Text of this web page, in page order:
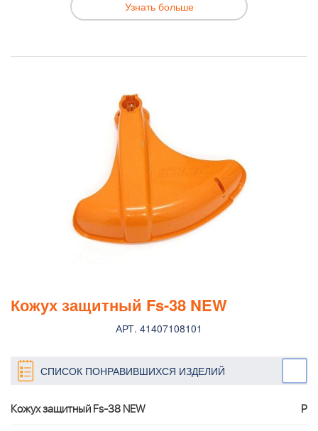
Узнать больше
Кожух защитный Fs-38 NEW
АРТ. 41407108101
СПИСОК ПОНРАВИВШИХСЯ ИЗДЕЛИЙ
Кожух защитный Fs-38 NEW
Р